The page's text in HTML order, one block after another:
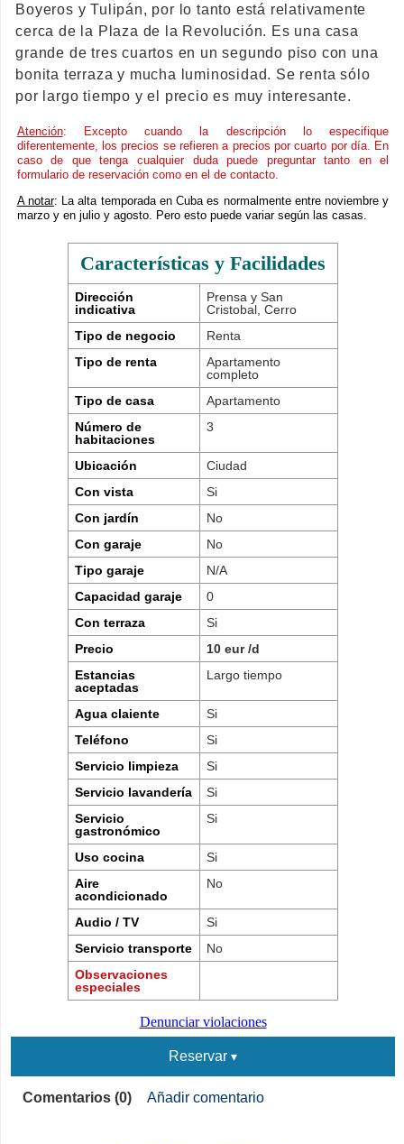
Boyeros y Tulipán, por lo tanto está relativamente
cerca de la Plaza de la Revolución. Es una casa
grande de tres cuartos en un segundo piso con una
bonita terraza y mucha luminosidad. Se renta sólo
por largo tiempo y el precio es muy interesante.
Atención: Excepto cuando la descripción lo especifique
diferentemente, los precios se refieren a precios por cuarto por día. En
caso de que tenga cualquier duda puede preguntar tanto en el
formulario de reservación como en el de contacto.
A notar: La alta temporada en Cuba es normalmente entre noviembre y
marzo y en julio y agosto. Pero esto puede variar según las casas.
Características y Facilidades
Dirección
indicativa
Prensa y San
Cristobal, Cerro
Tipo de negocio
Renta
Tipo de renta
Apartamento
completo
Tipo de casa
Apartamento
Número de
habitaciones
3
Ubicación
Ciudad
Con vista
Si
Con jardín
No
Con garaje
No
Tipo garaje
N/A
Capacidad garaje
0
Con terraza
Si
Precio
10 eur /d
Estancias
aceptadas
Largo tiempo
Agua claiente
Si
Teléfono
Si
Servicio limpieza
Si
Servicio lavandería
Si
Servicio
gastronómico
Si
Uso cocina
Si
Aire
acondicionado
No
Audio / TV
Si
Servicio transporte
No
Observaciones
especiales
Denunciar violaciones
Reservar
Comentarios (0) Añadir comentario